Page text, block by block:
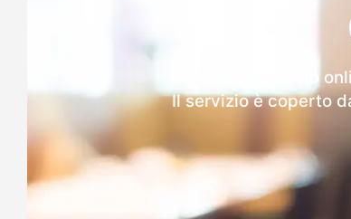
Dopo l'invio
Il servizio è coperto